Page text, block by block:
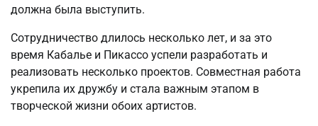
должна была выступить.
Сотрудничество длилось несколько лет, и за это
время Кабалье и Пикассо успели разработать и
реализовать несколько проектов. Совместная работа
укрепила их дружбу и стала важным этапом в
творческой жизни обоих артистов.